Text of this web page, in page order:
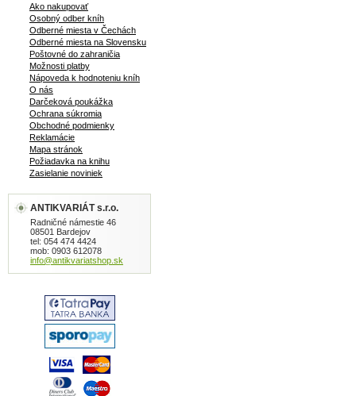
Ako nakupovať
Osobný odber kníh
Odberné miesta v Čechách
Odberné miesta na Slovensku
Poštovné do zahraničia
Možnosti platby
Nápoveda k hodnoteniu kníh
O nás
Darčeková poukážka
Ochrana súkromia
Obchodné podmienky
Reklamácie
Mapa stránok
Požiadavka na knihu
Zasielanie noviniek
ANTIKVARIÁT s.r.o.
Radničné námestie 46
08501 Bardejov
tel: 054 474 4424
mob: 0903 612078
info@antikvariatshop.sk